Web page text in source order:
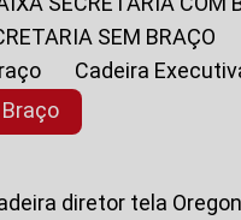
SEM BRAÇO
Cadeira
Braço
diretor tela